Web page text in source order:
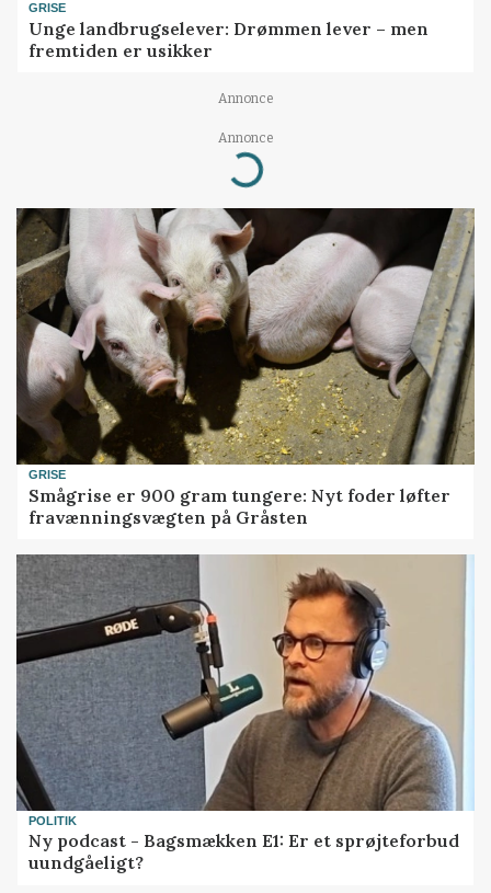
GRISE
Unge landbrugselever: Drømmen lever – men
fremtiden er usikker
Annonce
Annonce
Loading...
GRISE
Smågrise er 900 gram tungere: Nyt foder løfter
fravænningsvægten på Gråsten
POLITIK
Ny podcast - Bagsmækken E1: Er et sprøjteforbud
uundgåeligt?